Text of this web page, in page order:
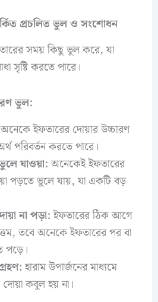
প্রচলিত ভুল ও সংশোধন
সময় কিছু ভুল করে, যা
সৃষ্টি করতে পারে।
ভুল:
অনেকে ইফতারের দোয়ার উচ্চারণ
পরিবর্তন করতে পারে।
যাওয়া: অনেকেই ইফতারের
পড়তে ভুলে যায়, যা একটি বড়
না পড়া:ইফতারের ঠিক আগে
তবে অনেকে ইফতারের পর বা
পড়ে।
হারাম উপার্জনের মাধ্যমে
কবুল হয় না।